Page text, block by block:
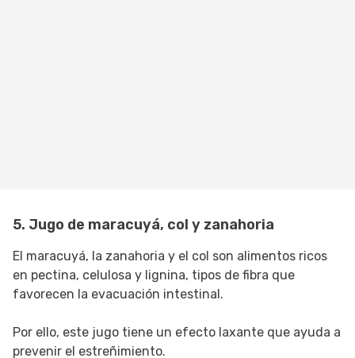
5. Jugo de maracuyá, col y zanahoria
El maracuyá, la zanahoria y el col son alimentos ricos
en pectina, celulosa y lignina, tipos de fibra que
favorecen la evacuación intestinal.
Por ello, este jugo tiene un efecto laxante que ayuda a
prevenir el estreñimiento.